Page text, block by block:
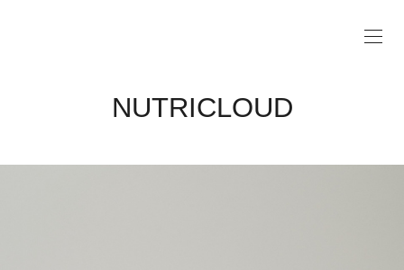
NUTRICLOUD